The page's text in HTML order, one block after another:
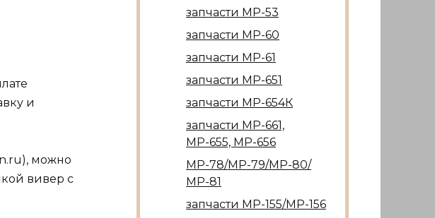
и
можно
вивер с
запчасти МР-53
запчасти МР-60
запчасти МР-61
запчасти МР-651
запчасти МР-654К
запчасти МР-661,
МР-655, МР-656
МР-78/МР-79/МР-80/
МР-81
запчасти МР-155/МР-156